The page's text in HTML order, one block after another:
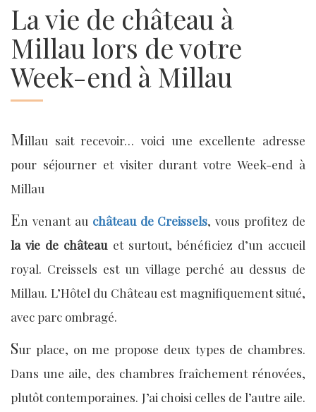
La vie de château à
Millau lors de votre
Week-end à Millau
Millau sait recevoir… voici une excellente adresse
pour séjourner et visiter durant votre Week-end à
Millau
En venant au château de Creissels, vous profitez de
la vie de châteauet surtout, bénéficiez d’un accueil
royal. Creissels est un village perché au dessus de
Millau. L’Hôtel du Château est magnifiquement situé,
avec parc ombragé.
Sur place, on me propose deux types de chambres.
Dans une aile, des chambres fraîchement rénovées,
plutôt contemporaines. J’ai choisi celles de l’autre aile.